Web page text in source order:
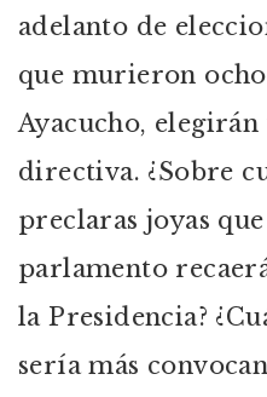
adelanto de
que murieron
Ayacucho, elegirán
directiva. ¿Sobre
preclaras joyas
parlamento
la Presidencia?
sería más